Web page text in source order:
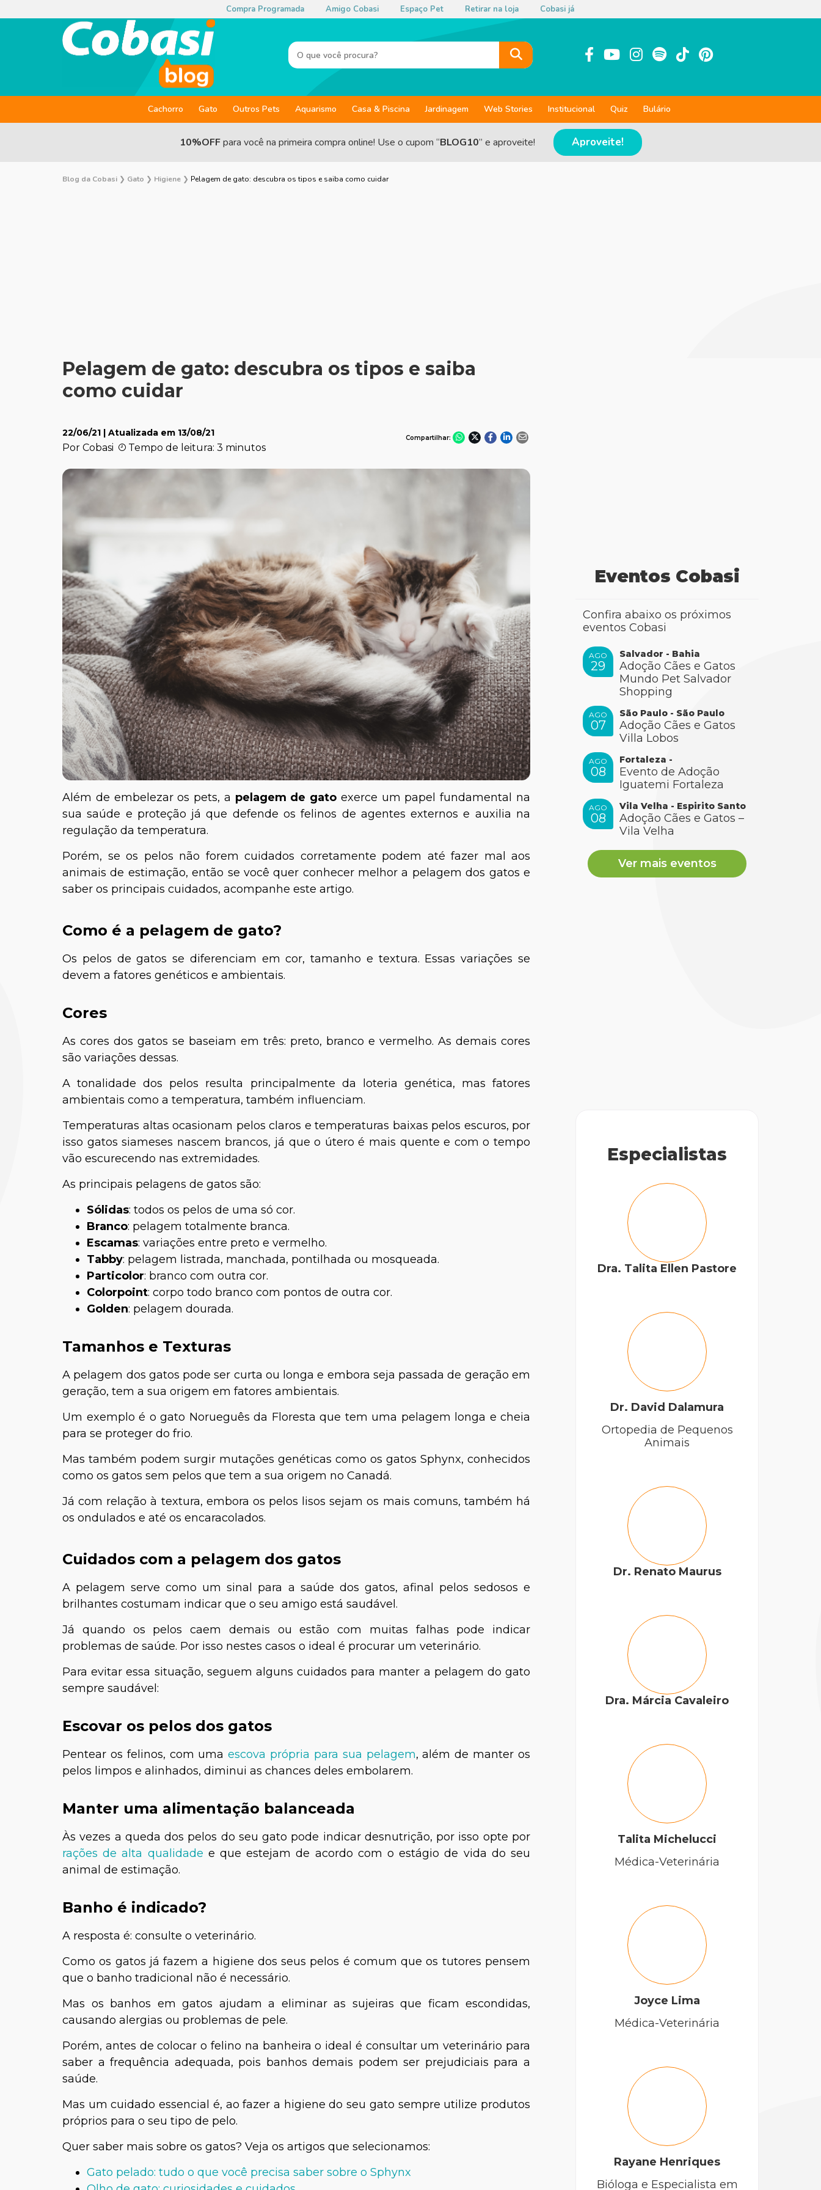
Compra Programada Amigo Cobasi Espaço Pet Retirar na loja Cobasi já
Cachorro Gato Outros Pets Aquarismo Casa & Piscina Jardinagem Web Stories Institucional Quiz Bulário
10%OFFpara você na primeira compra online! Use o cupom “BLOG10” e aproveite! Aproveite!
Blog da Cobasi ❯ Gato ❯ Higiene ❯ Pelagem de gato: descubra os tipos e saiba como cuidar
Filhote
Higiene
Saúde
Pelagem de gato: descubra os tipos e saiba
como cuidar
22/06/21 | Atualizada em 13/08/21
Por Cobasi Tempo de leitura: 3 minutos
Compartilhar:
Além de embelezar os pets, a pelagem de gato exerce um papel fundamental na
sua saúde e proteção já que defende os felinos de agentes externos e auxilia na
regulação da temperatura.
Porém, se os pelos não forem cuidados corretamente podem até fazer mal aos
animais de estimação, então se você quer conhecer melhor a pelagem dos gatos e
saber os principais cuidados, acompanhe este artigo.
Como é a pelagem de gato?
Os pelos de gatos se diferenciam em cor, tamanho e textura. Essas variações se
devem a fatores genéticos e ambientais.
Cores
As cores dos gatos se baseiam em três: preto, branco e vermelho. As demais cores
são variações dessas.
A tonalidade dos pelos resulta principalmente da loteria genética, mas fatores
ambientais como a temperatura, também influenciam.
Temperaturas altas ocasionam pelos claros e temperaturas baixas pelos escuros, por
isso gatos siameses nascem brancos, já que o útero é mais quente e com o tempo
vão escurecendo nas extremidades.
As principais pelagens de gatos são:
Sólidas: todos os pelos de uma só cor.
Branco: pelagem totalmente branca.
Escamas: variações entre preto e vermelho.
Tabby: pelagem listrada, manchada, pontilhada ou mosqueada.
Particolor: branco com outra cor.
Colorpoint: corpo todo branco com pontos de outra cor.
Golden: pelagem dourada.
Tamanhos e Texturas
A pelagem dos gatos pode ser curta ou longa e embora seja passada de geração em
geração, tem a sua origem em fatores ambientais.
Um exemplo é o gato Norueguês da Floresta que tem uma pelagem longa e cheia
para se proteger do frio.
Mas também podem surgir mutações genéticas como os gatos Sphynx, conhecidos
como os gatos sem pelos que tem a sua origem no Canadá.
Já com relação à textura, embora os pelos lisos sejam os mais comuns, também há
os ondulados e até os encaracolados.
Cuidados com a pelagem dos gatos
A pelagem serve como um sinal para a saúde dos gatos, afinal pelos sedosos e
brilhantes costumam indicar que o seu amigo está saudável.
Já quando os pelos caem demais ou estão com muitas falhas pode indicar
problemas de saúde. Por isso nestes casos o ideal é procurar um veterinário.
Para evitar essa situação, seguem alguns cuidados para manter a pelagem do gato
sempre saudável:
Escovar os pelos dos gatos
Pentear os felinos, com umaescova própria para sua pelagem, além de manter os
pelos limpos e alinhados, diminui as chances deles embolarem.
Manter uma alimentação balanceada
Às vezes a queda dos pelos do seu gato pode indicar desnutrição, por isso opte por
rações de alta qualidade e que estejam de acordo com o estágio de vida do seu
animal de estimação.
Banho é indicado?
A resposta é: consulte o veterinário.
Como os gatos já fazem a higiene dos seus pelos é comum que os tutores pensem
que o banho tradicional não é necessário.
Mas os banhos em gatos ajudam a eliminar as sujeiras que ficam escondidas,
causando alergias ou problemas de pele.
Porém, antes de colocar o felino na banheira o ideal é consultar um veterinário para
saber a frequência adequada, pois banhos demais podem ser prejudiciais para a
saúde.
Mas um cuidado essencial é, ao fazer a higiene do seu gato sempre utilize produtos
próprios para o seu tipo de pelo.
Quer saber mais sobre os gatos? Veja os artigos que selecionamos:
Gato pelado: tudo o que você precisa saber sobre o Sphynx
Eventos Cobasi
Confira abaixo os próximos
eventos Cobasi
AGO
29
Salvador - Bahia
Adoção Cães e Gatos
Mundo Pet Salvador
Shopping
AGO
07
São Paulo - São Paulo
Adoção Cães e Gatos
Villa Lobos
AGO
08
Fortaleza -
Evento de Adoção
Iguatemi Fortaleza
AGO
08
Vila Velha - Espirito Santo
Adoção Cães e Gatos –
Vila Velha
Ver mais eventos
Especialistas
Dra. Talita Ellen Pastore
Dr. David Dalamura
Ortopedia de Pequenos
Animais
Dr. Renato Maurus
Dra. Márcia Cavaleiro
Talita Michelucci
Médica-Veterinária
Joyce Lima
Médica-Veterinária
Rayane Henriques
Bióloga e Especialista em